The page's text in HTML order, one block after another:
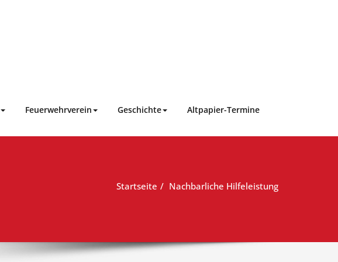
Feuerwehrverein Geschichte Altpapier-Termine
Startseite Nachbarliche Hilfeleistung